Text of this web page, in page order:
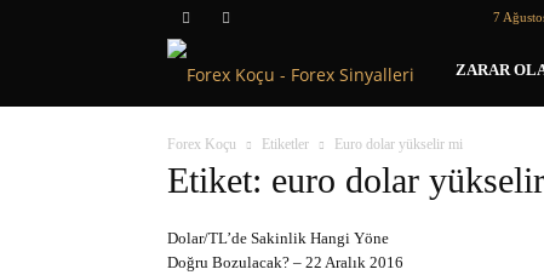
7
Forex
Koçu
ZARAR
Forex Koçu Etiketler Euro dolar yükselir mi
Etiket: euro dolar
Dolar/TL’de Sakinlik Hangi Yöne
Doğru Bozulacak? – 22 Aralık 2016